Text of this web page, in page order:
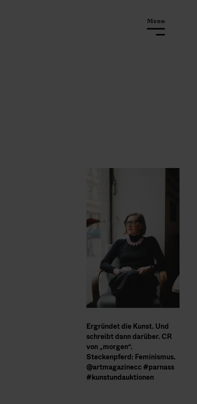
Ergründet die Kunst. Und
schreibt dann darüber. CR
von „morgen“.
Steckenpferd: Feminismus.
@artmagazinecc #parnass
#kunstundauktionen